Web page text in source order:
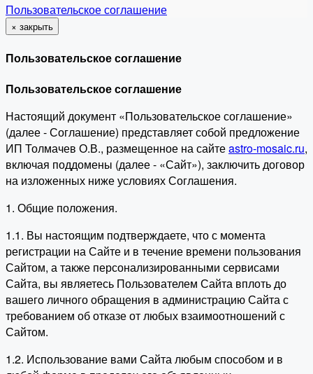
Пользовательское соглашение
× закрыть
Пользовательское соглашение
Пользовательское соглашение
Настоящий документ «Пользовательское соглашение»
(далее - Соглашение) представляет собой предложение
ИП Толмачев О.В., размещенное на сайтеastro-mosaic.ru,
включая поддомены (далее - «Сайт»), заключить договор
на изложенных ниже условиях Соглашения.
1. Общие положения.
1.1. Вы настоящим подтверждаете, что с момента
регистрации на Сайте и в течение времени пользования
Сайтом, а также персонализированными сервисами
Сайта, вы являетесь Пользователем Сайта вплоть до
вашего личного обращения в администрацию Сайта с
требованием об отказе от любых взаимоотношений с
Сайтом.
1.2. Использование вами Сайта любым способом и в